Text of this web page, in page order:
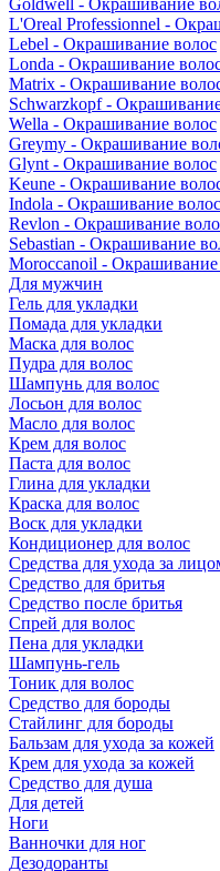
Goldwell - Окрашивание
L'Oreal Professionnel -
Lebel - Окрашивание волос
Londa - Окрашивание
Matrix - Окрашивание
Schwarzkopf -
Wella - Окрашивание волос
Greymy - Окрашивание
Glynt - Окрашивание волос
Keune - Окрашивание
Indola - Окрашивание волос
Revlon - Окрашивание
Sebastian - Окрашивание
Moroccanoil - Окрашивание
Для мужчин
Гель для укладки
Помада для укладки
Маска для волос
Пудра для волос
Шампунь для волос
Лосьон для волос
Масло для волос
Крем для волос
Паста для волос
Глина для укладки
Краска для волос
Воск для укладки
Кондиционер для волос
Средства для ухода за
Средство для бритья
Средство после бритья
Спрей для волос
Пена для укладки
Шампунь-гель
Тоник для волос
Средство для бороды
Стайлинг для бороды
Бальзам для ухода за кожей
Крем для ухода за кожей
Средство для душа
Для детей
Ноги
Ванночки для ног
Дезодоранты